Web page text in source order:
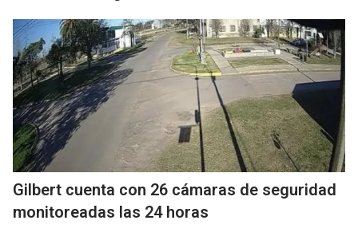
Gilbert cuenta con 26 cámaras de seguridad
monitoreadas las 24 horas